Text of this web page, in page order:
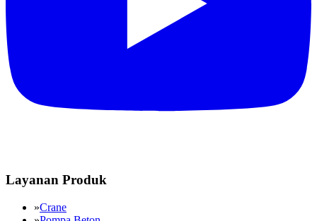
Layanan Produk
»Crane